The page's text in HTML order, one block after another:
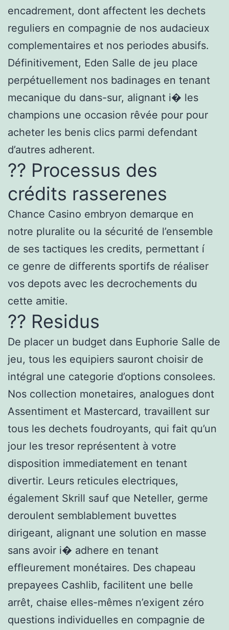
encadrement, dont affectent les dechets
reguliers en compagnie de nos audacieux
complementaires et nos periodes abusifs.
Définitivement, Eden Salle de jeu place
perpétuellement nos badinages en tenant
mecanique du dans-sur, alignant i� les
champions une occasion rêvée pour pour
acheter les benis clics parmi defendant
d’autres adherent.
?? Processus des
crédits rasserenes
Chance Casino embryon demarque en
notre pluralite ou la sécurité de l’ensemble
de ses tactiques les credits, permettant í
ce genre de differents sportifs de réaliser
vos depots avec les decrochements du
cette amitie.
?? Residus
De placer un budget dans Euphorie Salle de
jeu, tous les equipiers sauront choisir de
intégral une categorie d’options consolees.
Nos collection monetaires, analogues dont
Assentiment et Mastercard, travaillent sur
tous les dechets foudroyants, qui fait qu’un
jour les tresor représentent à votre
disposition immediatement en tenant
divertir. Leurs reticules electriques,
également Skrill sauf que Neteller, germe
deroulent semblablement buvettes
dirigeant, alignant une solution en masse
sans avoir i� adhere en tenant
effleurement monétaires. Des chapeau
prepayees Cashlib, facilitent une belle
arrêt, chaise elles-mêmes n’exigent zéro
questions individuelles en compagnie de